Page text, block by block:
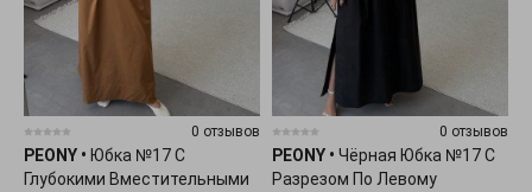
0 отзывов
PEONY • Юбка №17 С
Глубокими Вместительными
0 отзывов
PEONY • Чёрная Юбка №17 С
Разрезом По Левому